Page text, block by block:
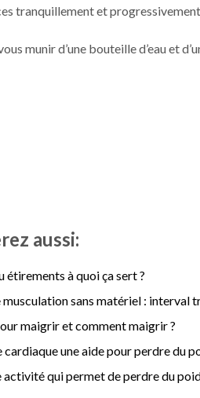
tranquillement et
munir d’une bouteille d’eau et
aussi:
étirements à quoi ça sert ?
musculation sans matériel : interval
maigrir et comment maigrir ?
cardiaque une aide pour perdre du
activité qui permet de perdre du